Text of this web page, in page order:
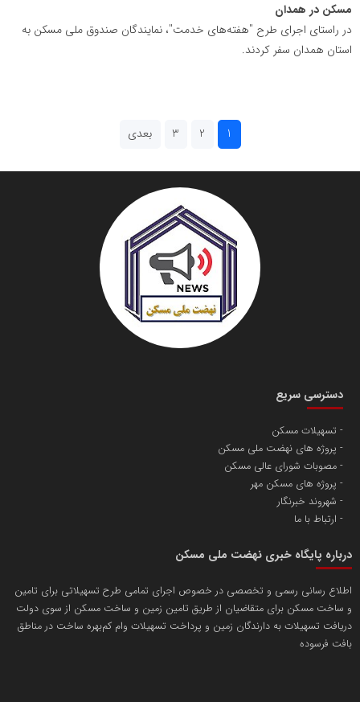
مسکن در همدان
در راستای اجرای طرح "هفته‌های خدمت"، نمایندگان صندوق ملی مسکن به
استان همدان سفر کردند.
1
2
3 بعدی
دسترسی سریع
تسهیلات مسکن
پروژه های نهضت ملی مسکن
مصوبات شورای عالی مسکن
پروژه های مسکن مهر
شهروند خبرنگار
ارتباط با ما
درباره پایگاه خبری نهضت ملی مسکن
اطلاع رسانی رسمی و تخصصی در خصوص اجرای تمامی طرح تسهیلاتی برای تامین
و ساخت مسکن برای متقاضیان از طریق تامین زمین و ساخت مسکن از سوی دولت
دریافت تسهیلات به دارندگان زمین و پرداخت تسهیلات وام کم‌بهره ساخت در مناطق
بافت فرسوده